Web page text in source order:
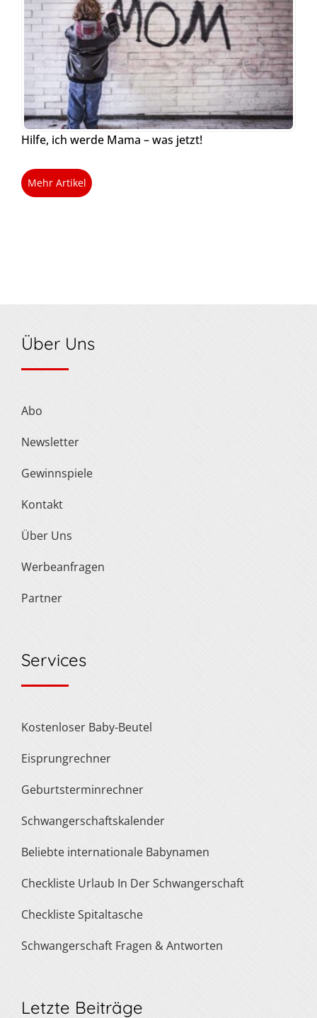
Hilfe, ich werde Mama – was jetzt!
Mehr Artikel
Über Uns
Abo
Newsletter
Gewinnspiele
Kontakt
Über Uns
Werbeanfragen
Partner
Services
Kostenloser Baby-Beutel
Eisprungrechner
Geburtsterminrechner
Schwangerschaftskalender
Beliebte internationale Babynamen
Checkliste Urlaub In Der Schwangerschaft
Checkliste Spitaltasche
Schwangerschaft Fragen & Antworten
Letzte Beiträge